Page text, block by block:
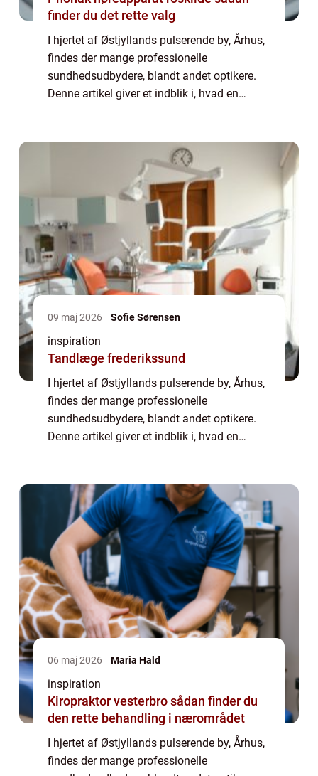
finder du det rette valg
I hjertet af Østjyllands pulserende by, Århus,
findes der mange professionelle
sundhedsudbydere, blandt andet optikere.
Denne artikel giver et indblik i, hvad en
09 maj 2026 Sofie Sørensen
inspiration
Tandlæge frederikssund
I hjertet af Østjyllands pulserende by, Århus,
findes der mange professionelle
sundhedsudbydere, blandt andet optikere.
Denne artikel giver et indblik i, hvad en
06 maj 2026 Maria Hald
inspiration
Kiropraktor vesterbro sådan finder du
den rette behandling i nærområdet
I hjertet af Østjyllands pulserende by, Århus,
findes der mange professionelle